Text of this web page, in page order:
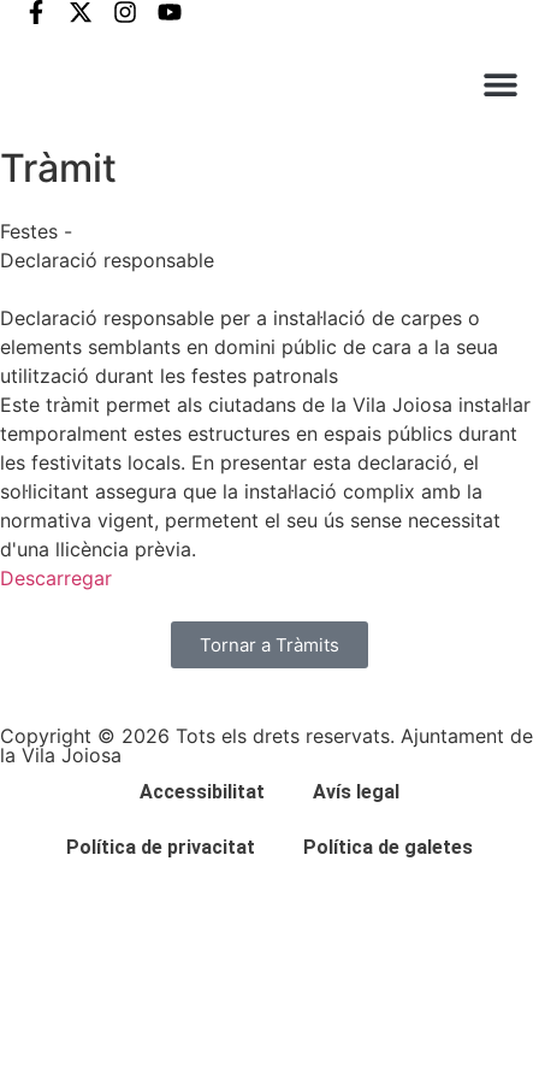
Tràmit
Festes -
Declaració responsable
Declaració responsable per a instal·lació de carpes o
elements semblants en domini públic de cara a la seua
utilització durant les festes patronals
Este tràmit permet als ciutadans de la Vila Joiosa instal·lar
temporalment estes estructures en espais públics durant
les festivitats locals. En presentar esta declaració, el
sol·licitant assegura que la instal·lació complix amb la
normativa vigent, permetent el seu ús sense necessitat
d'una llicència prèvia.
Descarregar
Tornar a Tràmits
Copyright © 2026 Tots els drets reservats. Ajuntament de
la Vila Joiosa
Accessibilitat Avís legal
Política de privacitat Política de galetes